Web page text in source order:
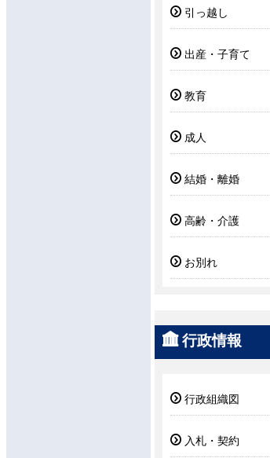
引っ越し
出産・子育て
教育
成人
結婚・離婚
高齢・介護
お別れ
行政情報
行政組織図
入札・契約